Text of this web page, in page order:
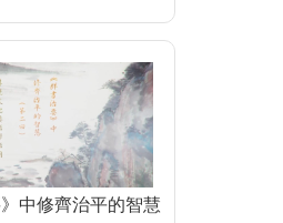
》中修齊治平的智慧